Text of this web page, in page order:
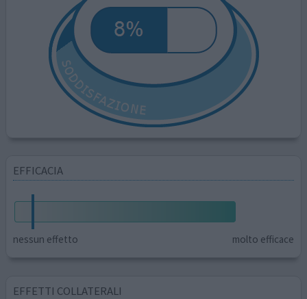
EFFICACIA
nessun effetto molto efficace
EFFETTI COLLATERALI